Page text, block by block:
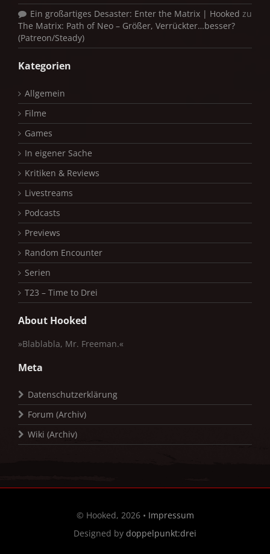
Ein großartiges Desaster: Enter the Matrix | Hooked zu
The Matrix: Path of Neo – Größer, Verrückter…besser?
(Patreon/Steady)
Kategorien
Allgemein
Filme
Games
In eigener Sache
Kritiken & Reviews
Livestreams
Podcasts
Previews
Random Encounter
Serien
T23 – Time to Drei
About Hooked
»Blablabla, Mr. Freeman.«
Meta
Datenschutzerklärung
Forum (Archiv)
Wiki (Archiv)
© Hooked, 2026 • Impressum
Designed by doppelpunkt:drei